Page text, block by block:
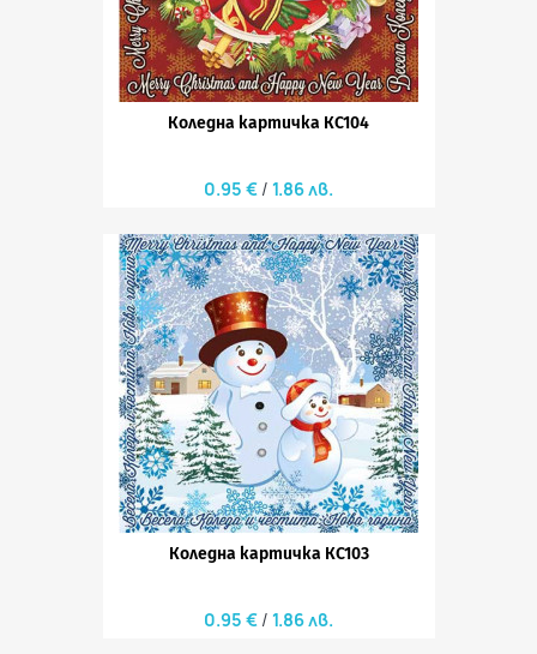
Коледна картичка КС104
0.95 € 1.86 лв.
Коледна картичка КС103
0.95 € 1.86 лв.